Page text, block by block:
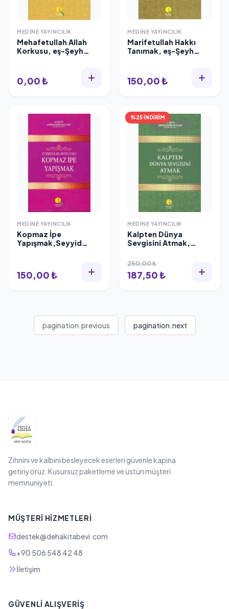
MEDINE YAYINCILIK
Mehafetullah Allah
Korkusu, eş-Şeyh
0,00 ₺
MEDINE YAYINCILIK
Marifetullah Hakkı
Tanımak, eş-Şeyh
150,00 ₺
MEDINE YAYINCILIK
Kopmaz İpe
Yapışmak,Seyyid
150,00 ₺
%25 İNDİRİM
MEDINE YAYINCILIK
Kalpten Dünya
Sevgisini Atmak,
250,00 ₺
187,50 ₺
pagination.previous pagination.next
Zihnini ve kalbini besleyecek eserleri güvenle kapına
getiriyoruz. Kusursuz paketleme ve üstün müşteri
memnuniyeti.
MÜŞTERI HIZMETLERI
destek@dehakitabevi.com
+90 506 548 42 48
İletişim
GÜVENLI ALIŞVERIŞ